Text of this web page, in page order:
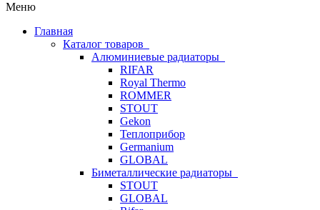
Меню
Главная
Каталог товаров
Алюминиевые радиаторы
RIFAR
Royal Thermo
ROMMER
STOUT
Gekon
Теплоприбор
Germanium
GLOBAL
Биметаллические радиаторы
STOUT
GLOBAL